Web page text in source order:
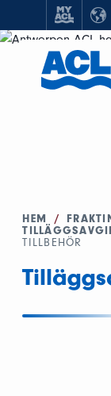
HEM /
TILLBEHÖR